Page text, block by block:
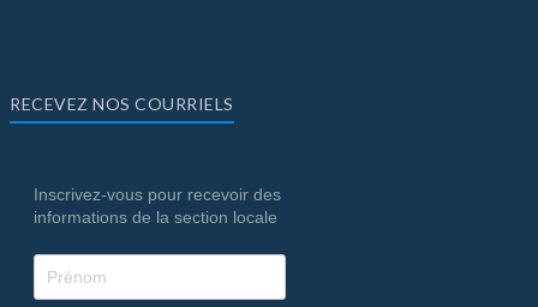
RECEVEZ NOS COURRIELS
Inscrivez-vous pour recevoir des
informations de la section locale